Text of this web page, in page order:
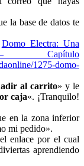
la base de datos te
Domo Electra: Una
Capítulo
1275-domo-
al carrito» y le
caja«. ¡Tranquilo!
en la zona inferior
mi pedido».
enlace por el cual
aprendiendo